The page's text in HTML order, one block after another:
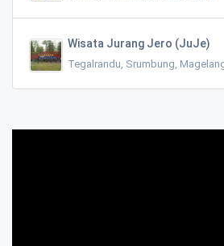
Wisata Jurang Jero (JuJe)
Tegalrandu, Srumbung,